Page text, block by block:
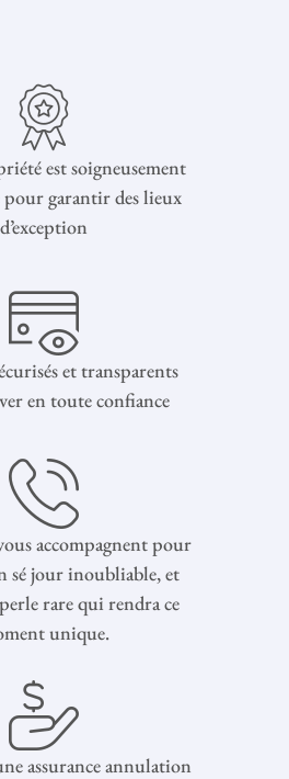
est soigneusement
pour garantir des lieux
d’exception
et transparents
en toute confiance
accompagnent pour
sé jour inoubliable, et
rare qui rendra ce
unique.
assurance annulation